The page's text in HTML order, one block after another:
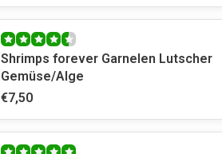
Shrimps forever Garnelen Lutscher
Gemüse/Alge
€7,50